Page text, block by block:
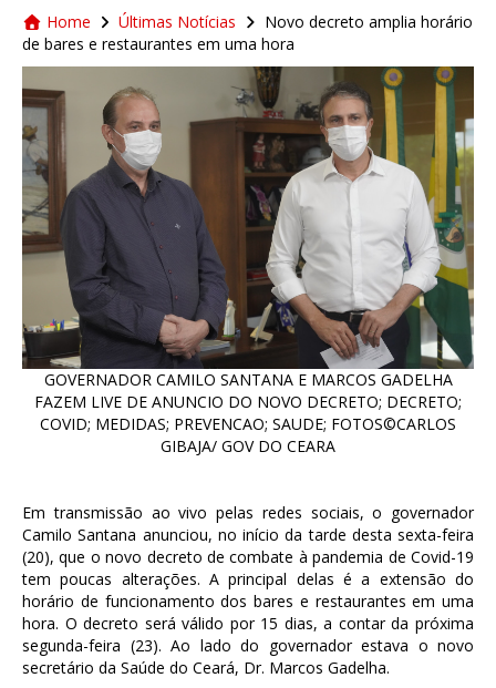
Home Últimas Notícias
Novo decreto amplia horário
de bares e restaurantes em uma hora
GOVERNADOR CAMILO SANTANA E MARCOS GADELHA
FAZEM LIVE DE ANUNCIO DO NOVO DECRETO; DECRETO;
COVID; MEDIDAS; PREVENCAO; SAUDE; FOTOS©CARLOS
GIBAJA/ GOV DO CEARA
Em transmissão ao vivo pelas redes sociais, o governador
Camilo Santana anunciou, no início da tarde desta sexta-feira
(20), que o novo decreto de combate à pandemia de Covid-19
tem poucas alterações. A principal delas é a extensão do
horário de funcionamento dos bares e restaurantes em uma
hora. O decreto será válido por 15 dias, a contar da próxima
segunda-feira (23). Ao lado do governador estava o novo
secretário da Saúde do Ceará, Dr. Marcos Gadelha.